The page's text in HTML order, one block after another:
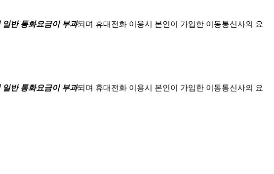
일반 통화요금이 부과되며 휴대전화 이용시 본인이 가입한 이동통신사의 요
일반 통화요금이 부과되며 휴대전화 이용시 본인이 가입한 이동통신사의 요